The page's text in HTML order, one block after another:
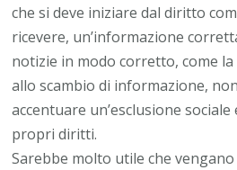
che si deve iniziare dal diritto
ricevere, un’informazione
notizie in modo corretto, come la
allo scambio di informazione,
accentuare un’esclusione
propri diritti.
Sarebbe molto utile che